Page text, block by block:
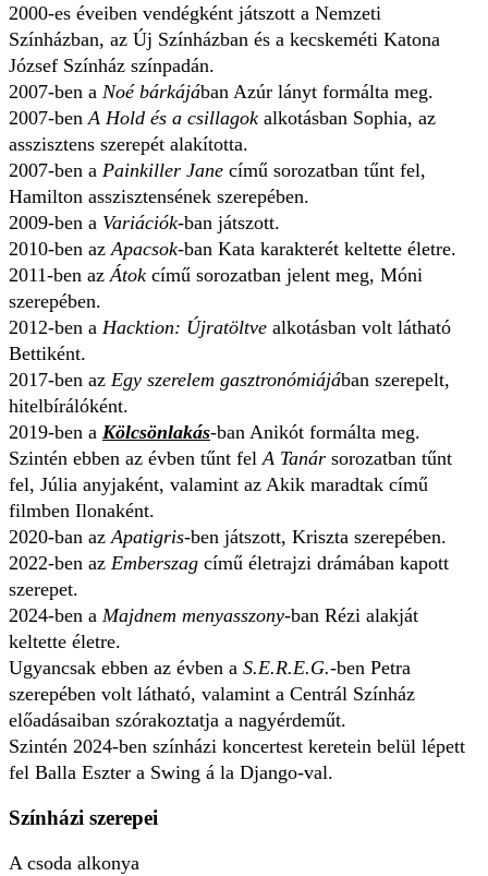
2000-es éveiben vendégként játszott a Nemzeti
Színházban, az Új Színházban és a kecskeméti Katona
József Színház színpadán.
2007-ben a Noé bárkájában Azúr lányt formálta meg.
2007-ben A Hold és a csillagok alkotásban Sophia, az
asszisztens szerepét alakította.
2007-ben a Painkiller Jane című sorozatban tűnt fel,
Hamilton asszisztensének szerepében.
2009-ben a Variációk-ban játszott.
2010-ben az Apacsok-ban Kata karakterét keltette életre.
2011-ben az Átok című sorozatban jelent meg, Móni
szerepében.
2012-ben a Hacktion: Újratöltve alkotásban volt látható
Bettiként.
2017-ben az Egy szerelem gasztronómiájában szerepelt,
hitelbírálóként.
2019-ben a Kölcsönlakás-ban Anikót formálta meg.
Szintén ebben az évben tűnt fel A Tanár sorozatban tűnt
fel, Júlia anyjaként, valamint az Akik maradtak című
filmben Ilonaként.
2020-ban az Apatigris-ben játszott, Kriszta szerepében.
2022-ben az Emberszag című életrajzi drámában kapott
szerepet.
2024-ben a Majdnem menyasszony-ban Rézi alakját
keltette életre.
Ugyancsak ebben az évben a S.E.R.E.G.-ben Petra
szerepében volt látható, valamint a Centrál Színház
előadásaiban szórakoztatja a nagyérdeműt.
Szintén 2024-ben színházi koncertest keretein belül lépett
fel Balla Eszter a Swing á la Django-val.
Színházi szerepei
A csoda alkonya